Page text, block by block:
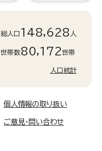
総人口 148,628 人
世帯数80,172世帯
人口統計
個人情報の取り扱い
ご意見・問い合わせ